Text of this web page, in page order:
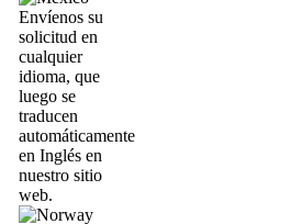
Envíenos su
solicitud en
cualquier
idioma, que
luego se
traducen
automáticamente
en Inglés en
nuestro sitio
web.